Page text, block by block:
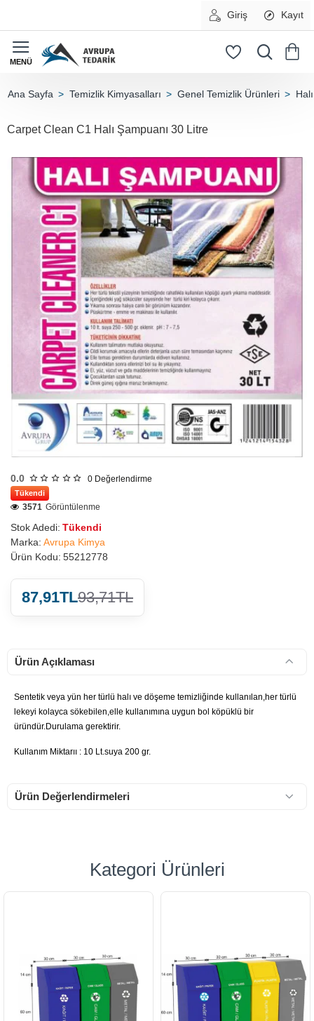
Giriş Kayıt
Temizlik Kimyasalları Genel Temizlik Ürünleri
Carpet Clean C1 Halı Şampuanı 30 Litre
0.0 0 Değerlendirme
Tükendi
Stok Adedi: Tükendi
Marka: Avrupa Kimya
Ürün Kodu: 55212778
3571 Görüntülenme
87,91TL93,71TL
Ürün Açıklaması
Sentetik veya yün her türlü halı ve döşeme temizliğinde kullanılan,her türlü
lekeyi kolayca sökebilen,elle kullanımına uygun bol köpüklü bir
üründür.Durulama gerektirir.
Kullanım Miktarıı : 10 Lt.suya 200 gr.
Ürün Değerlendirmeleri
Kategori Ürünleri